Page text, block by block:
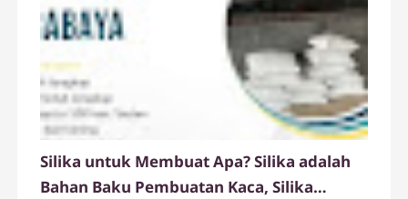
Silika untuk Membuat Apa? Silika adalah
Bahan Baku Pembuatan Kaca, Silika